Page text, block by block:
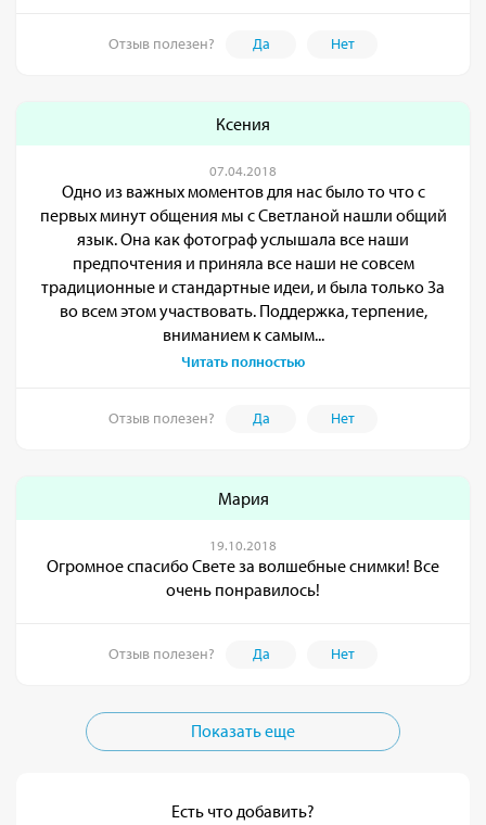
Отзыв полезен? Да Нет
Ксения
07.04.2018
Одно из важных моментов для нас было то что с
первых минут общения мы с Светланой нашли общий
язык. Она как фотограф услышала все наши
предпочтения и приняла все наши не совсем
традиционные и стандартные идеи, и была только За
во всем этом участвовать. Поддержка, терпение,
вниманием к самым...
Читать полностью
Отзыв полезен? Да Нет
Мария
19.10.2018
Огромное спасибо Свете за волшебные снимки! Все
очень понравилось!
Отзыв полезен? Да Нет
Показать еще
Есть что добавить?